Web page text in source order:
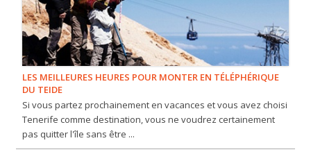
LES MEILLEURES HEURES POUR MONTER EN TÉLÉPHÉRIQUE
DU TEIDE
Si vous partez prochainement en vacances et vous avez choisi
Tenerife comme destination, vous ne voudrez certainement
pas quitter l'île sans être ...